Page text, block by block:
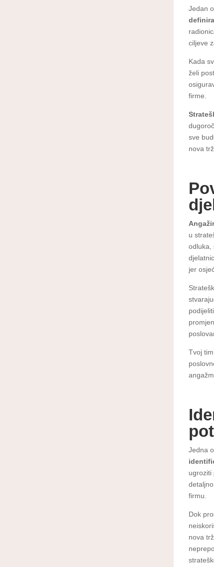
Jedan
ciljeve
Kada
želi
firme.
sve
nova
u
odluka,
jer
Tvoj
Jedna
ugroziti
firmu.
Dok
nova